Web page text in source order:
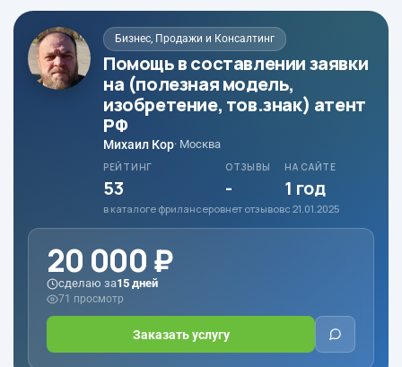
Бизнес, Продажи и Консалтинг
Помощь в составлении заявки
на (полезная модель,
изобретение, тов.знак) атент
РФ
Михаил Кор· Москва
РЕЙТИНГ
53
в каталоге фрилансеров
ОТЗЫВЫ
-
нет отзывов
НА САЙТЕ
1 год
с 21.01.2025
20 000 ₽
сделаю за15 дней
71 просмотр
Заказать услугу